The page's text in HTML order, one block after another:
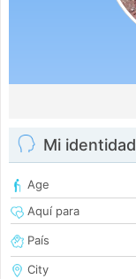
Mi identidad
Age
Aquí para
País
City